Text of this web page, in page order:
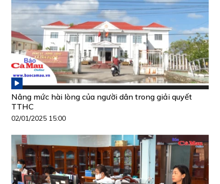
Nâng mức hài lòng của người dân trong giải quyết
TTHC
02/01/2025 15:00